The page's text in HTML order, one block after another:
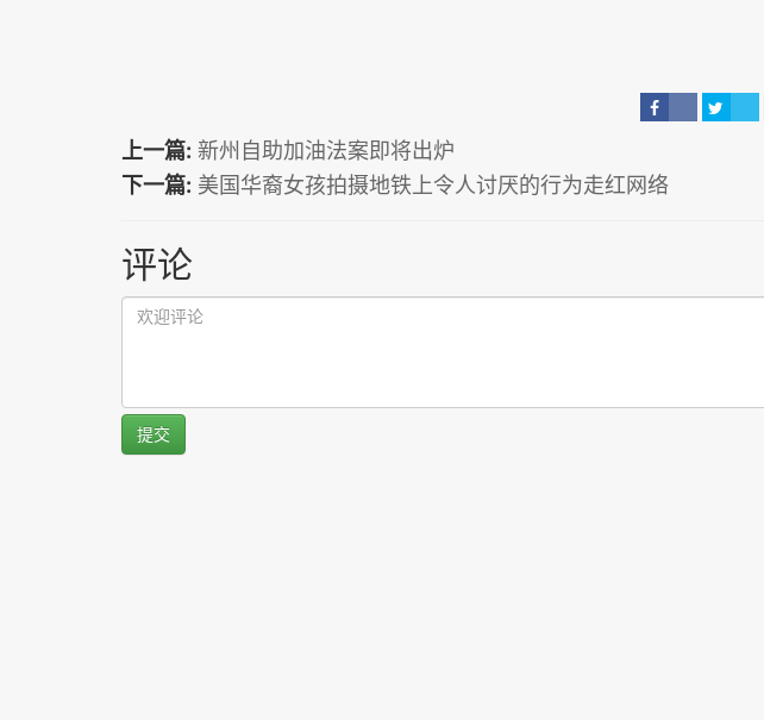
上一篇: 新州自助加油法案即将出炉
下一篇: 美国华裔女孩拍摄地铁上令人讨厌的行为走红网络
评论
提交